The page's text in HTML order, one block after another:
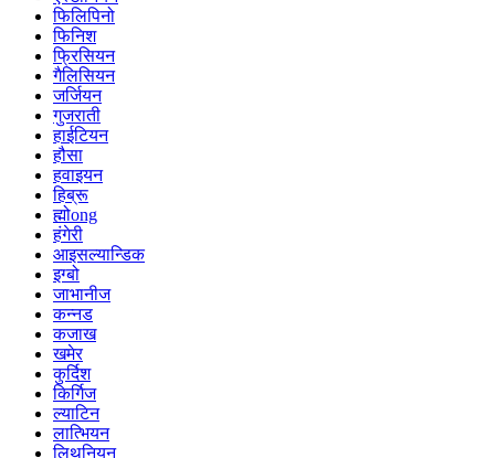
फिलिपिनो
फिनिश
फ्रिसियन
गैलिसियन
जर्जियन
गुजराती
हाईटियन
हौसा
हवाइयन
हिब्रू
ह्मोong
हंगेरी
आइसल्यान्डिक
इग्बो
जाभानीज
कन्नड
कजाख
खमेर
कुर्दिश
किर्गिज
ल्याटिन
लात्भियन
लिथुनियन